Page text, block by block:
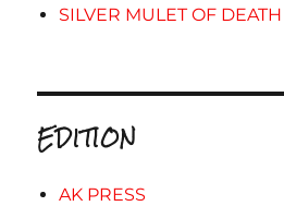
SILVER MULET OF DEATH
EDITION
AK PRESS